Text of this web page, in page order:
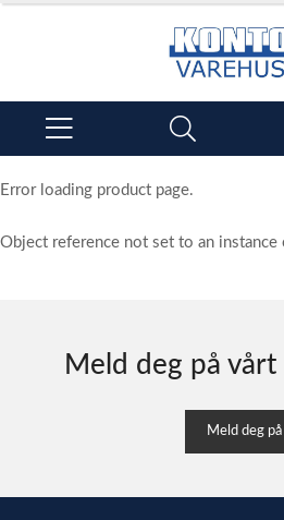
Error loading product page.
Object reference not set to an instance
Meld deg på
Meld deg på